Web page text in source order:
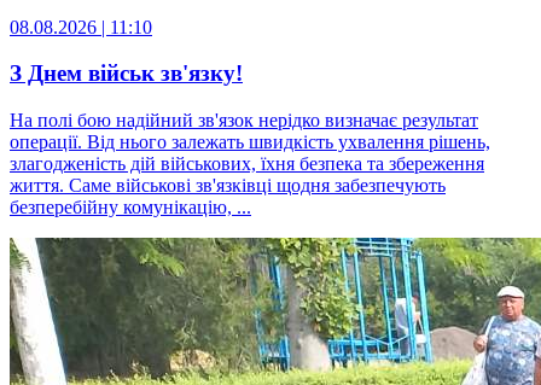
08.08.2026 | 11:10
З Днем військ зв'язку!
На полі бою надійний зв'язок нерідко визначає результат
операції. Від нього залежать швидкість ухвалення рішень,
злагодженість дій військових, їхня безпека та збереження
життя. Саме військові зв'язківці щодня забезпечують
безперебійну комунікацію, ...